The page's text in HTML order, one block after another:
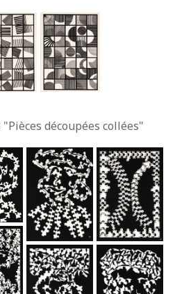
"Pièces découpées collées"